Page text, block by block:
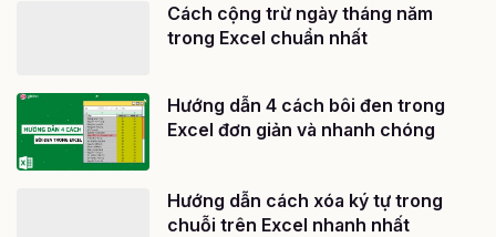
Cách cộng trừ ngày tháng năm
trong Excel chuẩn nhất
Hướng dẫn 4 cách bôi đen trong
Excel đơn giản và nhanh chóng
Hướng dẫn cách xóa ký tự trong
chuỗi trên Excel nhanh nhất